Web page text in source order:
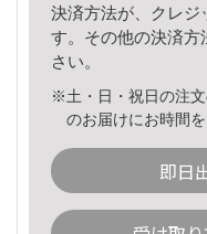
決済方法が、クレジ
す。その他の決済方
さい。
※土・日・祝日の注
のお届けにお時間
即日